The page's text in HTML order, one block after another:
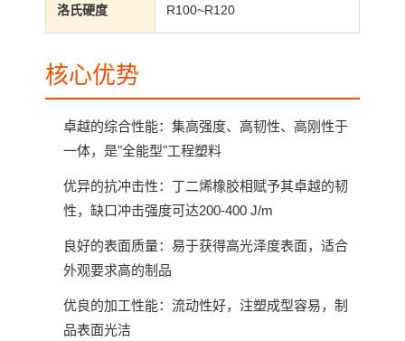
洛氏硬度 R100~R120
核心优势
卓越的综合性能：集高强度、高韧性、高刚性于
一体，是"全能型"工程塑料
优异的抗冲击性：丁二烯橡胶相赋予其卓越的韧
性，缺口冲击强度可达200-400 J/m
良好的表面质量：易于获得高光泽度表面，适合
外观要求高的制品
优良的加工性能：流动性好，注塑成型容易，制
品表面光洁